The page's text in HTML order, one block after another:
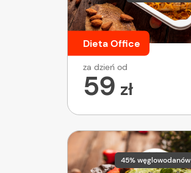
Dieta Office
za dzień od
59 zł
45% węglowodanów